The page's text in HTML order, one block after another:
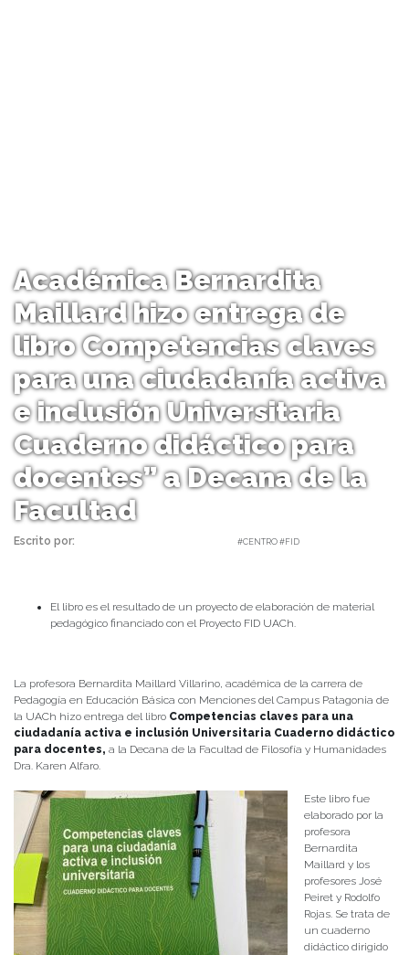
Académica Bernardita
Maillard hizo entrega de
libro Competencias claves
para una ciudadanía activa
e inclusión Universitaria
Cuaderno didáctico para
docentes” a Decana de la
Facultad
Escrito por: #CENTRO #FID
El libro es el resultado de un proyecto de elaboración de material
pedagógico financiado con el Proyecto FID UACh.
La profesora Bernardita Maillard Villarino, académica de la carrera de
Pedagogía en Educación Básica con Menciones del Campus Patagonia de
la UACh hizo entrega del libro Competencias claves para una
ciudadanía activa e inclusión Universitaria Cuaderno didáctico
para docentes, a la Decana de la Facultad de Filosofía y Humanidades
Dra. Karen Alfaro.
Este libro fue
elaborado por la
profesora
Bernardita
Maillard y los
profesores José
Peiret y Rodolfo
Rojas. Se trata de
un cuaderno
didáctico dirigido